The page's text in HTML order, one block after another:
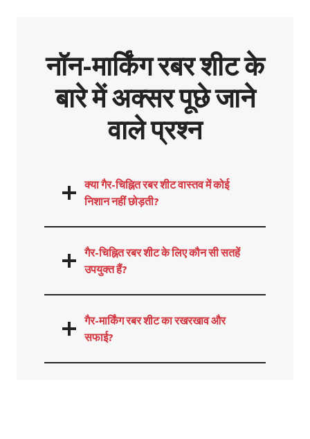
नॉन-मार्किंग रबर शीट के
बारे में अक्सर पूछे जाने
वाले प्रश्न
क्या गैर-चिह्नित रबर शीट वास्तव में कोई
निशान नहीं छोड़ती?
गैर-चिह्नित रबर शीट के लिए कौन सी सतहें
उपयुक्त हैं?
गैर-मार्किंग रबर शीट का रखरखाव और
सफाई?